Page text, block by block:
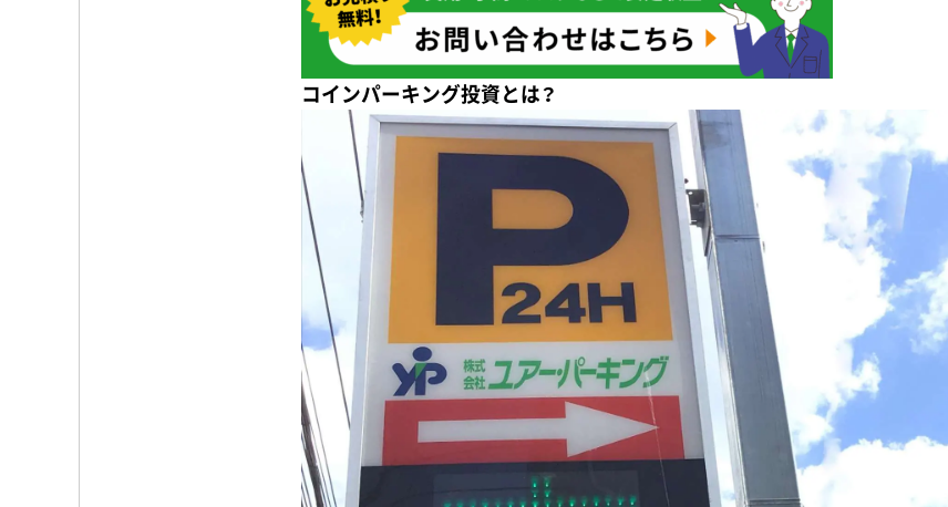
コインパーキング投資とは？